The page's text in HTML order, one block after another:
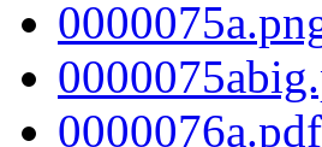
0000076a.pdf